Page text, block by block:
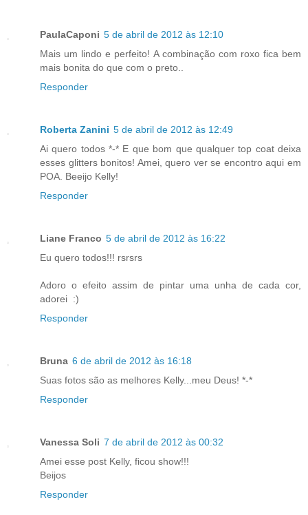
PaulaCaponi 5 de abril de 2012 às 12:10
Mais um lindo e perfeito! A combinação com roxo fica bem
mais bonita do que com o preto..
Responder
Roberta Zanini 5 de abril de 2012 às 12:49
Ai quero todos *-* E que bom que qualquer top coat deixa
esses glitters bonitos! Amei, quero ver se encontro aqui em
POA. Beeijo Kelly!
Responder
Liane Franco 5 de abril de 2012 às 16:22
Eu quero todos!!! rsrsrs
Adoro o efeito assim de pintar uma unha de cada cor,
adorei :)
Responder
Bruna 6 de abril de 2012 às 16:18
Suas fotos são as melhores Kelly...meu Deus! *-*
Responder
Vanessa Soli 7 de abril de 2012 às 00:32
Amei esse post Kelly, ficou show!!!
Beijos
Responder